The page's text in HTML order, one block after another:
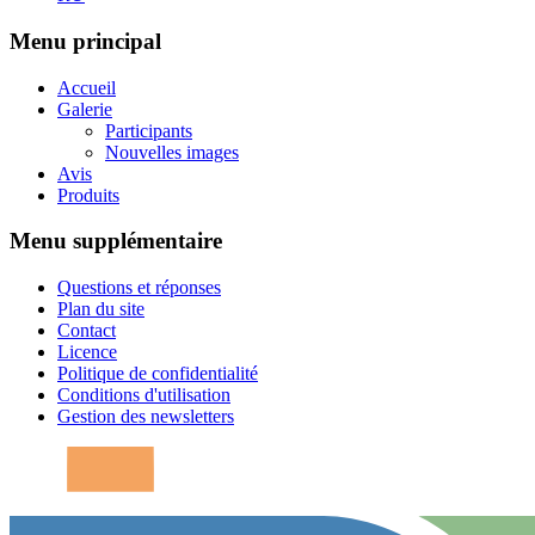
Menu principal
Accueil
Galerie
Participants
Nouvelles images
Avis
Produits
Menu supplémentaire
Questions et réponses
Plan du site
Contact
Licence
Politique de confidentialité
Conditions d'utilisation
Gestion des newsletters